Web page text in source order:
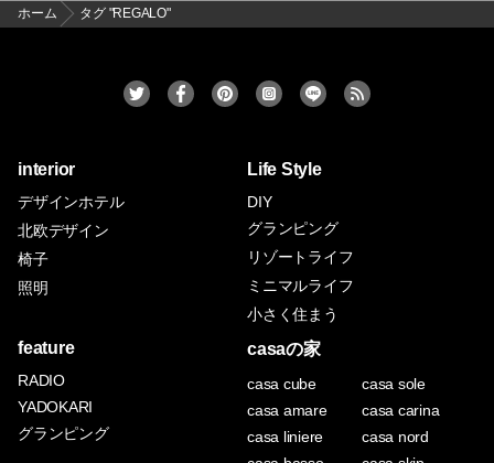
ホーム タグ "REGALO"
interior
デザインホテル
北欧デザイン
椅子
照明
Life Style
DIY
グランピング
リゾートライフ
ミニマルライフ
小さく住まう
feature
RADIO
YADOKARI
グランピング
casaの家
casa cube
casa sole
casa amare
casa carina
casa liniere
casa nord